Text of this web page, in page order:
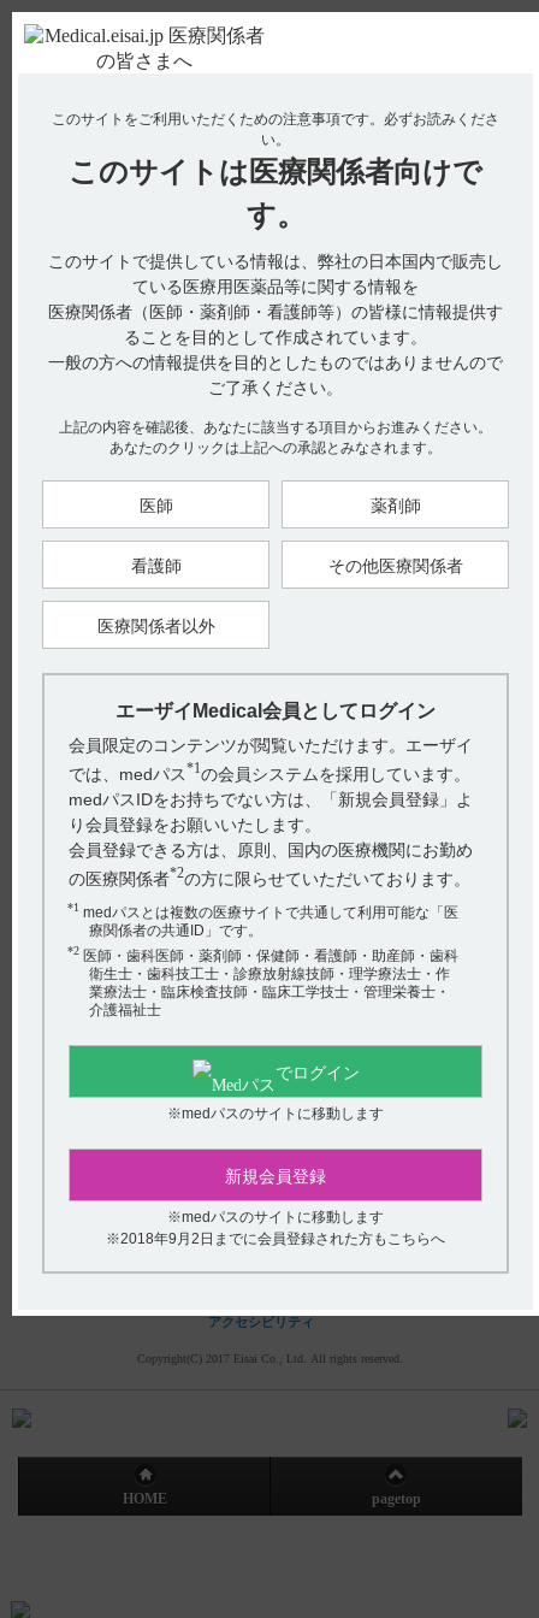
使用期限検索 Drug Information
No : 1933
【グラケー】 用法及び用量について教えてくだ
電子添文には、用法及び用量に関する以下の記載があります。
6. 用法及び用量（引用1）
通常、成人にはメナテトレノンとして1日45mgを3回に分けて
【更新年月】
2025年8月
戻る
【アリセプト】 抗コリン作用を有する薬剤との併用につ
いて教えてください。
【サイレース・注射】 作用機序について教えてくださ
い。
【クリアクター】 効能又は効果について教えてくださ
い。
【グラケー】 高齢者への投与に関する注意事項について
教えてください。
【エクフィナ】 血漿蛋白結合率は？
アンケート:ご意見をお聞かせください
(選択してください)
このサイトをご利用いただくための注意事項です。 必ずお読みくださ
い。
このサイトは 医療関係者向けで
す。
このサイトで提供している情報は、弊社の日本国内で販売し
ている医療用医薬品等に関する情報を
医療関係者（医師・薬剤師・看護師等）の皆様に情報提供す
ることを目的として作成されています。
一般の方への情報提供を目的としたものではありませんので
ご了承ください。
上記の内容を確認後、あなたに該当する項目からお進みください。
あなたのクリックは上記への承認とみなされます。
医師 薬剤師
看護師 その他医療関係者
医療関係者以外
エーザイMedical会員としてログイン
会員限定のコンテンツが閲覧いただけます。エーザイ
では、medパス*1の会員システムを採用しています。
medパスIDをお持ちでない方は、「新規会員登録」よ
り会員登録をお願いいたします。
会員登録できる方は、原則、国内の医療機関にお勤め
の医療関係者*2の方に限らせていただいております。
*1 medパスとは複数の医療サイトで共通して利用可能な「医
療関係者の共通ID」です。
*2 医師・歯科医師・薬剤師・保健師・看護師・助産師・歯科
衛生士・歯科技工士・診療放射線技師・理学療法士・作
業療法士・臨床検査技師・臨床工学技士・管理栄養士・
介護福祉士
でログイン
※medパスのサイトに移動します
新規会員登録
※medパスのサイトに移動します
※2018年9月2日までに会員登録された方もこちらへ
hhcホットライン
(平日9時〜18時 土日・祝日9時〜17時)
インターネットでのお問い合わせ
エーザイ企業サイト 製品情報 企業情報
株主・投資家の皆さまへ
アクセシビリティ
Copyright(C) 2017 Eisai Co., Ltd. All rights reserved.
HOME pagetop